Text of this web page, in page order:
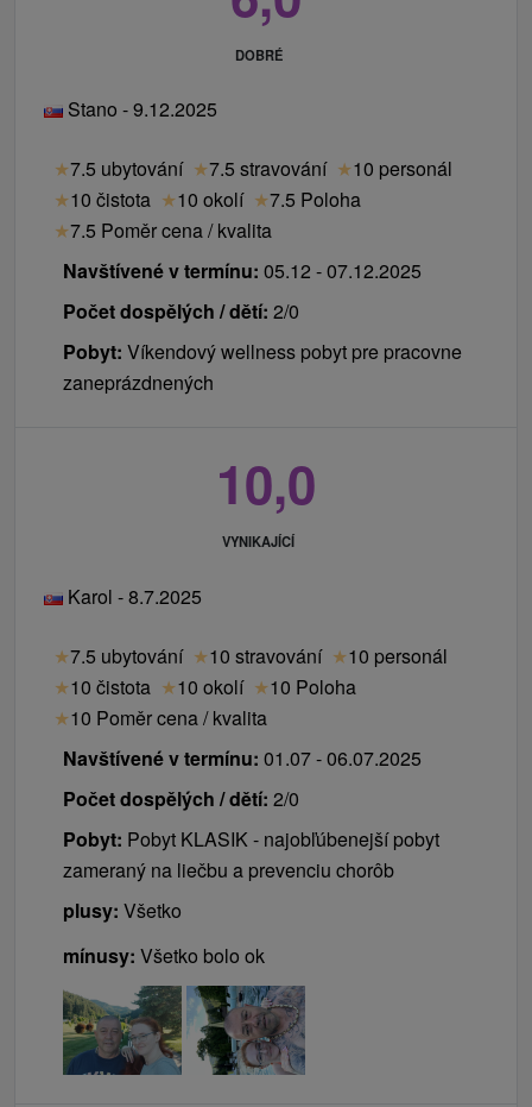
nabízí
Vyšší standard ubytování
Moderní design a větší komfort
Pohodlí pro ještě příjemnější pobyt
DOBRÉ
Stano - 9.12.2025
★7.5 ubytování ★7.5 stravování ★10 personál
★10 čistota ★10 okolí ★7.5 Poloha
★7.5 Poměr cena / kvalita
Navštívené v termínu: 05.12 - 07.12.2025
Počet dospělých / dětí: 2/0
Pobyt: Víkendový wellness pobyt pre pracovne
zaneprázdnených
10,0
VYNIKAJÍCÍ
Karol - 8.7.2025
★7.5 ubytování ★10 stravování ★10 personál
★10 čistota ★10 okolí ★10 Poloha
★10 Poměr cena / kvalita
Navštívené v termínu: 01.07 - 06.07.2025
Počet dospělých / dětí: 2/0
Pobyt: Pobyt KLASIK - najobľúbenejší pobyt
zameraný na liečbu a prevenciu chorôb
plusy: Všetko
mínusy: Všetko bolo ok